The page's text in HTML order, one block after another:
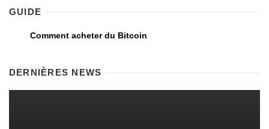
GUIDE
Comment acheter du Bitcoin
DERNIÈRES NEWS